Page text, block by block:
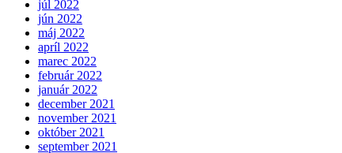
júl 2022
jún 2022
máj 2022
apríl 2022
marec 2022
február 2022
január 2022
december 2021
november 2021
október 2021
september 2021